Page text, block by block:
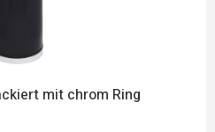
mit chrom Ring